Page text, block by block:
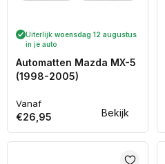
Bekijk
Uiterlijk woensdag 12 augustus
in je auto
Automatten Mazda MX-5
(1998-2005)
Normale
prijs
Vanaf
€26,95